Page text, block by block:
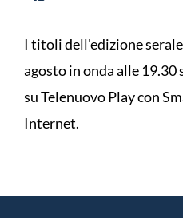
I titoli dell'edizione
agosto in onda alle 19.30
su Telenuovo Play con
Internet.